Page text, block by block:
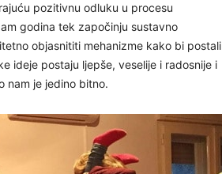
pozitivnu odluku u procesu
godina tek započinju sustavno
objasnititi mehanizme kako bi postali
ideje postaju ljepše, veselije i radosnije i
nam je jedino bitno.